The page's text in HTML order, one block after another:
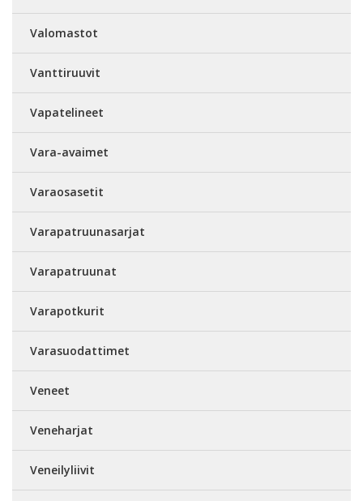
Valomastot
Vanttiruuvit
Vapatelineet
Vara-avaimet
Varaosasetit
Varapatruunasarjat
Varapatruunat
Varapotkurit
Varasuodattimet
Veneet
Veneharjat
Veneilyliivit